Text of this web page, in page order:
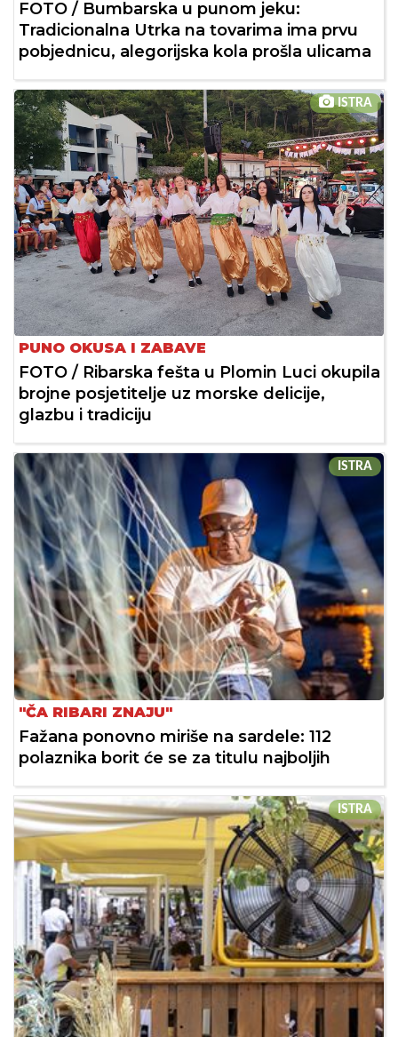
FOTO / Bumbarska u punom jeku:
Tradicionalna Utrka na tovarima ima prvu
pobjednicu, alegorijska kola prošla ulicama
ISTRA
PUNO OKUSA I ZABAVE
FOTO / Ribarska fešta u Plomin Luci okupila
brojne posjetitelje uz morske delicije,
glazbu i tradiciju
ISTRA
"ČA RIBARI ZNAJU"
Fažana ponovno miriše na sardele: 112
polaznika borit će se za titulu najboljih
ISTRA